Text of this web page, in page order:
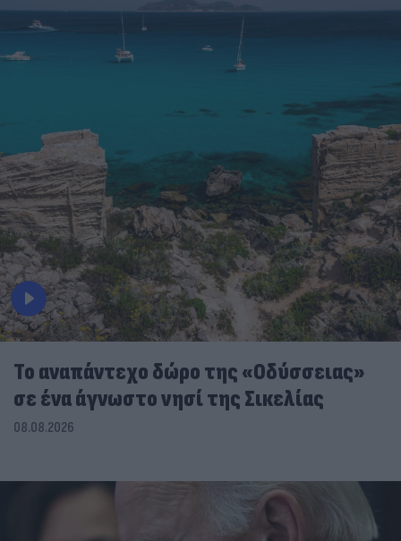
To αναπάντεχο δώρο της «Οδύσσειας»
σε ένα άγνωστο νησί της Σικελίας
08.08.2026